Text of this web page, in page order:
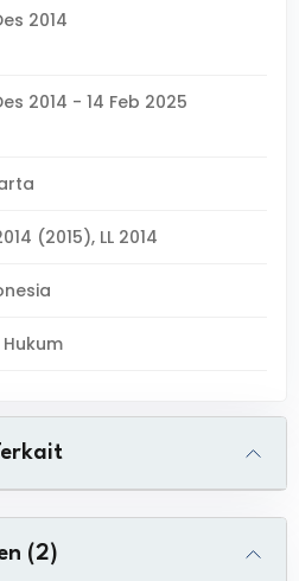
2014
2014 - 14 Feb 2025
(2015), LL 2014
Hukum
(2)